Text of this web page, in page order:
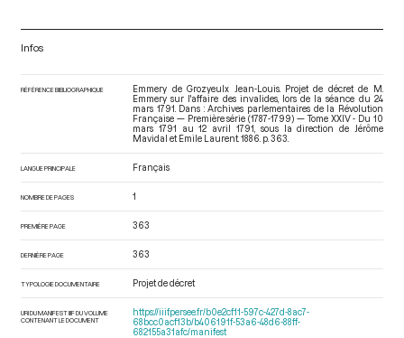
Infos
RÉFÉRENCE BIBLIOGRAPHIQUE
Emmery de Grozyeulx Jean-Louis. Projet de décret de M.
Emmery sur l'affaire des invalides, lors de la séance du 24
mars 1791. Dans : Archives parlementaires de la Révolution
Française — Première série (1787-1799) — Tome XXIV - Du 10
mars 1791 au 12 avril 1791
, sous la direction de Jérôme
Mavidal et Emile Laurent. 1886. p. 363.
LANGUE PRINCIPALE Français
NOMBRE DE PAGES 1
PREMIÈRE PAGE 363
DERNIÈRE PAGE 363
TYPOLOGIE DOCUMENTAIRE Projet de décret
URI DU MANIFEST IIIF DU VOLUME
CONTENANT LE DOCUMENT
https://iiif.persee.fr/b0e2cf11-597c-427d-8ac7-
68bcc0acf13b/b406191f-53a6-48d6-88ff-
682155a31afc/manifest